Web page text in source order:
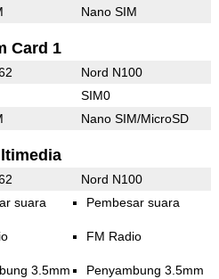
Nano SIM
Card 1
Nord N100
SIM0
Nano SIM/MicroSD
Nord N100
suara
3.5mm
Pembesar suara
FM Radio
Penyambung 3.5mm